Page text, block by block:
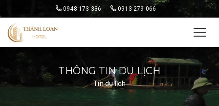
0948 173 336 0913 279 066
THÔNG TIN DU LỊCH
Tin du lịch